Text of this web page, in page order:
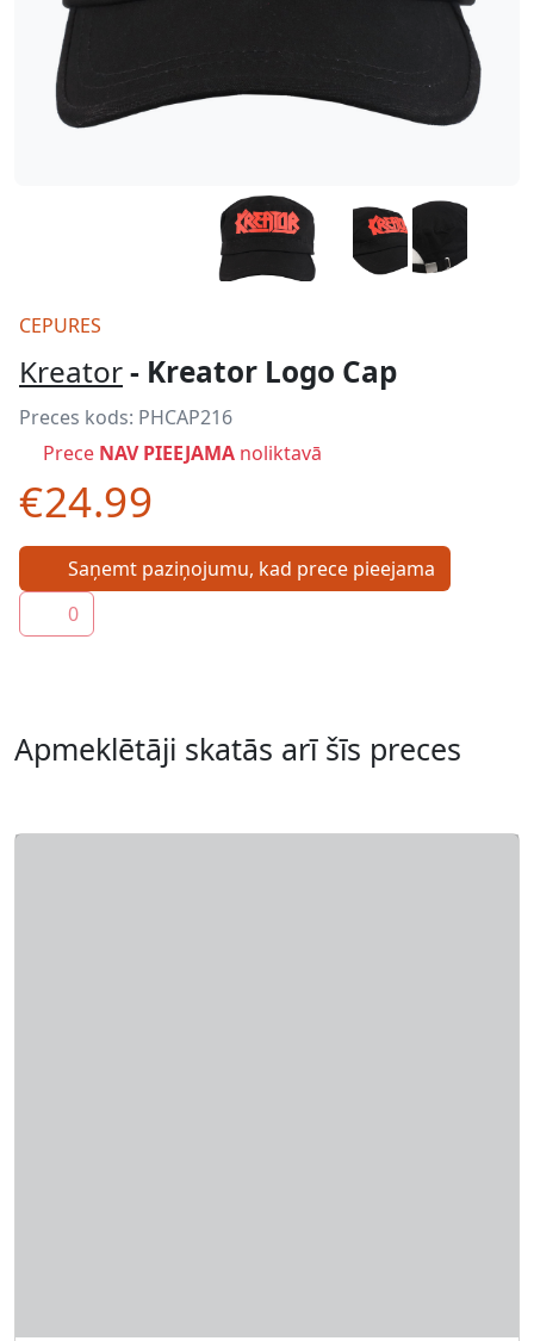
CEPURES
Kreator- Kreator Logo Cap
Preces kods: PHCAP216
Prece NAV PIEEJAMA noliktavā
€24.99
Saņemt paziņojumu, kad prece pieejama
0
Apmeklētāji skatās arī šīs preces